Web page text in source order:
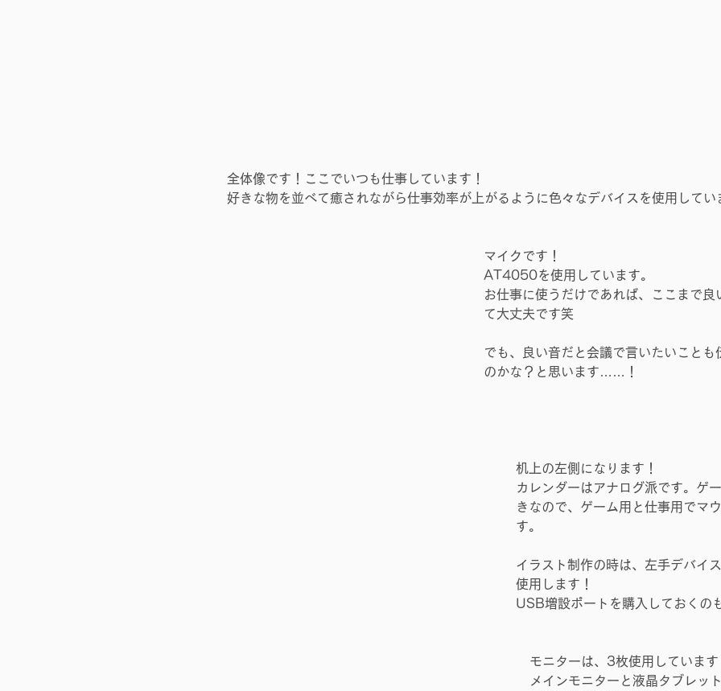
全体像です！ここでいつも仕事しています！
好きな物を並べて癒されながら仕事効率が上がるように色々なデバイスを使用してい
マイクです！
AT4050を使用しています。
お仕事に使うだけであれば、ここまで良
て大丈夫です笑
でも、良い音だと会議で言いたいことも
のかな？と思います……！
机上の左側になります！
カレンダーはアナログ派です。ゲ
きなので、ゲーム用と仕事用でマ
す。
イラスト制作の時は、左手デバイ
使用します！
USB増設ポートを購入しておくの
モニターは、3枚使用しています
メインモニターと液晶タブレッ